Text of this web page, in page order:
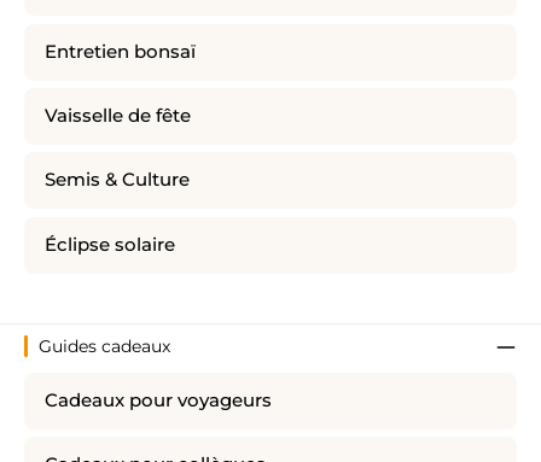
Entretien bonsaï
Vaisselle de fête
Semis & Culture
Éclipse solaire
Guides cadeaux
Cadeaux pour voyageurs